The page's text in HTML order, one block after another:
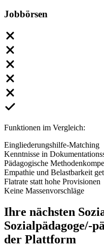
Jobbörsen
Funktionen im Vergleich:
Eingliederungshilfe-Matching
Kenntnisse in
Pädagogische
Empathie und Belastbarkeit
Flatrate statt hohe Provisionen
Keine Massenvorschläge
Ihre nächsten
Sozialpädagoge/-
der Plattform